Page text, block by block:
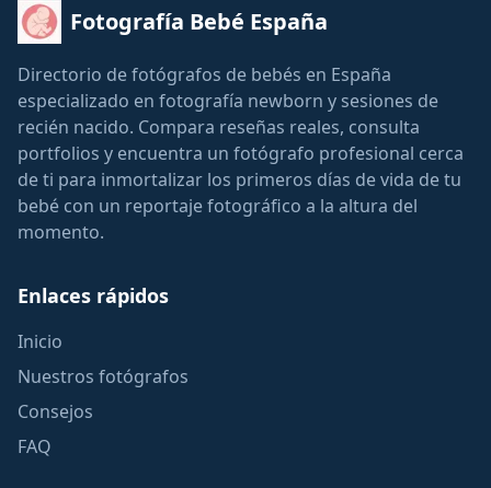
Fotografía Bebé España
Directorio de fotógrafos de bebés en España
especializado en fotografía newborn y sesiones de
recién nacido. Compara reseñas reales, consulta
portfolios y encuentra un fotógrafo profesional cerca
de ti para inmortalizar los primeros días de vida de tu
bebé con un reportaje fotográfico a la altura del
momento.
Enlaces rápidos
Inicio
Nuestros fotógrafos
Consejos
FAQ